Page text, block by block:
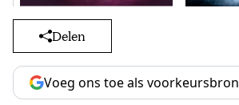
Delen
Voeg ons toe als voorkeursbron